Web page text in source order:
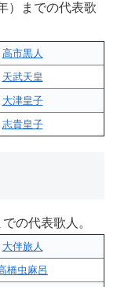
）までの代表歌
高市黒人
天武天皇
大津皇子
志貴皇子
の代表歌人。
大伴旅人
橋虫麻呂